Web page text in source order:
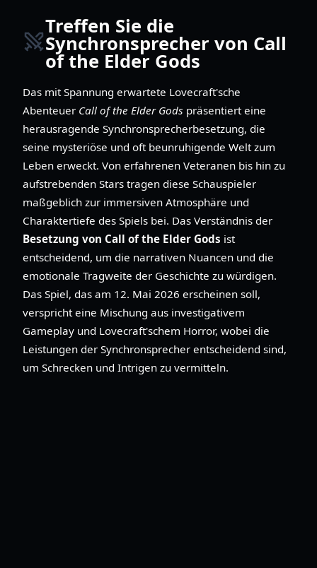
Treffen Sie die
Synchronsprecher von Call
of the Elder Gods
Das mit Spannung erwartete Lovecraft'sche
Abenteuer Call of the Elder Gods präsentiert eine
herausragende Synchronsprecherbesetzung, die
seine mysteriöse und oft beunruhigende Welt zum
Leben erweckt. Von erfahrenen Veteranen bis hin zu
aufstrebenden Stars tragen diese Schauspieler
maßgeblich zur immersiven Atmosphäre und
Charaktertiefe des Spiels bei. Das Verständnis der
Besetzung von Call of the Elder Gods ist
entscheidend, um die narrativen Nuancen und die
emotionale Tragweite der Geschichte zu würdigen.
Das Spiel, das am 12. Mai 2026 erscheinen soll,
verspricht eine Mischung aus investigativem
Gameplay und Lovecraft'schem Horror, wobei die
Leistungen der Synchronsprecher entscheidend sind,
um Schrecken und Intrigen zu vermitteln.